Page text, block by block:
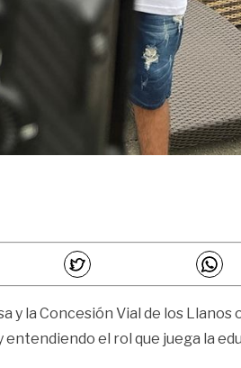
y la Concesión Vial de los
el rol que juega la